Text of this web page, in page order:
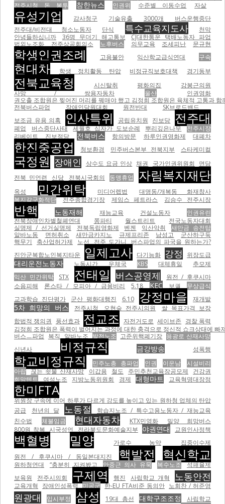
전주시청 돈 봉투
참한뉴스 인권위 수준별 이동수업 자살
유성기업 감사청구 기술유출 3000개
버스운행중단
전주대/비전대 청소노동자
단식 특수교육지도사
천막
안녕들하십니까
36명 무더기 해고통보
CJ대한통운 택배노동자 파업
법외노조화
전주상공회의소 노후버스 의무교육 조세피난 문규현
학생인권조례 고용불안 익산학교급식연대 구속
현대차 학생 정치활동 탄압 비정규직보호대책 경기동부
전북교육청 시신탈취 평화의집
강봉근의원
사망 / 쌍용자동차
울산
인권영화
권오출 조합원은 찢어진 머리를 꿰매야 했고 김정희 조합원은 육체적 고통과
전북버스파업
장애인당원대회 원전반대
SK브로드밴드
보조금 유용 의혹
인사특위 공립유치원 진보당 전주대
폐업 버스중단사태 세월호 십자가 도보순례 뿌리깊은나무
전주시장
리베이트
진보정당 전북버스 항의방문 하루인권영화제 대폐차
한진중공업 청보환경 민주버스본부 전북지부 스타케미컬
국정원 장애인 상수도 요금 인상 채권 국가인권위원회
면담
전북 민언련
신당 전북시국회의 동맹휴업 자림복지재단
옥성 민간위탁 미디어렙법
대명동/개복동 화재참사
복지갈구화적단
전주종합경기장 제임스 페트라스 김승수 전주시장
반핵 노동재해 재능교육 건설노동자
인권유린
전북장애인차별철폐연대
쫑파티 월스트리트
전국노동자대회
실명제 / 선거실명제
전북독립영화제 벤젠 익산악취
새만금 송전탑
알바노동
면허취소 새만금카지노 규제프리존 남성고
군산하구둑
핵무기
축산업허가제 노선 전주 도가니
버스파업의 파국을 원하는가?
진안군복합노인복지타운
일제고사 다기능화 강정 위장도급
대리운전노동자 노동시간 우체국 KBS 대체휴일
추모제
익산 민간위탁
STX 전태일 버스공영제
원전 / 후쿠시마
소음피해
론스타 / 모피아 / 금융비리 5.18 KEC 보궐
무상급식
교과학습 진단평가
군산 평화대행진 6.10 강정마을 재개발
5차 희망의 버스 전주시청 오현숙 전주시의원
쌀 목표가격 보장
합법적 쟁의권
풍선효과 전교조 자전거도로 세이브존 경찰 폭력
김정희 조합원은 폭력이 벌어지는 과정에 대한 충격으로 정신적 쇼크상태에 빠
버스ㅡ파업
복직 알바노조 발전노조 고준위핵폐기장 용광로 산재사망
신년사
비정규직 금강방송 성폭행
학교비정규직 민주노총 총파업 인권 이운남
시설비리
아랍 끊는 쇳물 산재사망 이갑용 철도 주민추천교육장공모제
건강권
희망텐트
여성노조 지방노동위원회 경제 대형마트 교육혁명대장정
한미FTA
위원장 구속에 이어 하루가 다르게 강도를 높이고 있는 원하청 업체의 탄압
공급
천년의 달 노동절
학습지노조 / 특수고용노동자 / 재능교육
친수법
체불임금 현대자동차 KTX민영화
밀양 희망버스
800원 착복 시국성언 전라북도문화예술지부 야권연대 교원인사정책
백혈병 밀양 가로수 농약
집중이수제
원전 / 후쿠시마 / 동일본대지진
핵발전 혁신학교
원하청연대 “충분히 지켜봤고 안중근 의사 유묵 복수노조
석패율제
보육원
전주시의회 구제역 행진 사립학교 개혁 노동안전
교육개혁 장애인성폭력 미공군 한-EU FTA비준 동의안 노회찬 / 허준영
원광대 입시부정 삼성 19대 총선 대학구조조정
사립학교